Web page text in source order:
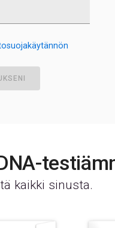
kaikki sinusta.